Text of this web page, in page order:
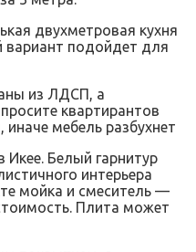
двухметровая кухня
вариант подойдет для
из ЛДСП, а
квартирантов
мебель разбухнет
Икее. Белый гарнитур
интерьера
мойка и смеситель —
Плита может